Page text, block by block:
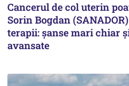
Cancerul de col uterin
Sorin Bogdan
terapii: șanse mari chiar
avansate